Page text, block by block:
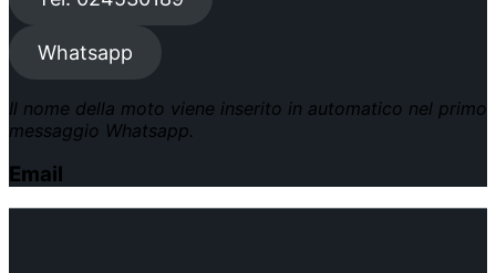
Whatsapp
Il nome della moto viene inserito in automatico nel primo
messaggio Whatsapp.
Email